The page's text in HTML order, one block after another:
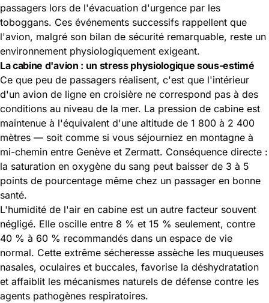
passagers lors de l'évacuation d'urgence par les
toboggans. Ces événements successifs rappellent que
l'avion, malgré son bilan de sécurité remarquable, reste un
environnement physiologiquement exigeant.
La cabine d'avion : un stress physiologique sous-estimé
Ce que peu de passagers réalisent, c'est que l'intérieur
d'un avion de ligne en croisière ne correspond pas à des
conditions au niveau de la mer. La pression de cabine est
maintenue à l'équivalent d'une altitude de 1 800 à 2 400
mètres — soit comme si vous séjourniez en montagne à
mi-chemin entre Genève et Zermatt. Conséquence directe :
la saturation en oxygène du sang peut baisser de 3 à 5
points de pourcentage même chez un passager en bonne
santé.
L'humidité de l'air en cabine est un autre facteur souvent
négligé. Elle oscille entre 8 % et 15 % seulement, contre
40 % à 60 % recommandés dans un espace de vie
normal. Cette extrême sécheresse assèche les muqueuses
nasales, oculaires et buccales, favorise la déshydratation
et affaiblit les mécanismes naturels de défense contre les
agents pathogènes respiratoires.